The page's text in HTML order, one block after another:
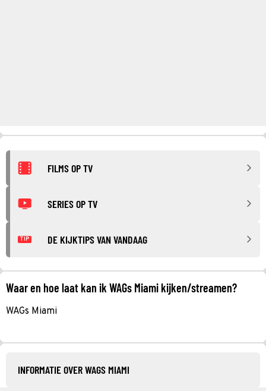
FILMS OP TV
SERIES OP TV
TIP DE KIJKTIPS VAN VANDAAG
Waar en hoe laat kan ik WAGs Miami kijken/streamen?
WAGs Miami
INFORMATIE OVER WAGS MIAMI